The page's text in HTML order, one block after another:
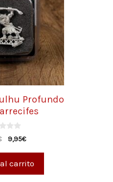
Profundo
9,95€
carrito